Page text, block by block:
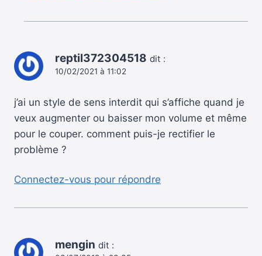
reptil372304518 dit :
10/02/2021 à 11:02
j’ai un style de sens interdit qui s’affiche quand je
veux augmenter ou baisser mon volume et même
pour le couper. comment puis-je rectifier le
problème ?
Connectez-vous pour répondre
mengin dit :